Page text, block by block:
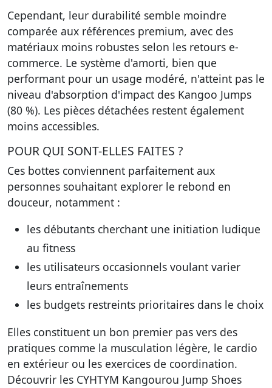
Cependant, leur durabilité semble moindre
comparée aux références premium, avec des
matériaux moins robustes selon les retours e-
commerce. Le système d'amorti, bien que
performant pour un usage modéré, n'atteint pas le
niveau d'absorption d'impact des Kangoo Jumps
(80 %). Les pièces détachées restent également
moins accessibles.
POUR QUI SONT-ELLES FAITES ?
Ces bottes conviennent parfaitement aux
personnes souhaitant explorer le rebond en
douceur, notamment :
les débutants cherchant une initiation ludique
au fitness
les utilisateurs occasionnels voulant varier
leurs entraînements
les budgets restreints prioritaires dans le choix
Elles constituent un bon premier pas vers des
pratiques comme la musculation légère, le cardio
en extérieur ou les exercices de coordination.
Découvrir les CYHTYM Kangourou Jump Shoes